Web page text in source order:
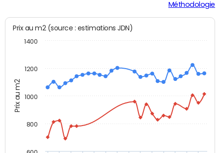
Méthodologie
Prix au m2
Prix au m2 (source : estimations JDN)
800
1000
1200
1400